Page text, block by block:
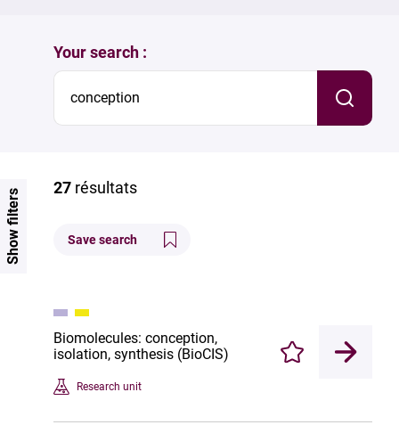
Your search :
27 résultats
Save search
Biomolecules: conception,
isolation, synthesis (BioCIS)
Research unit
Enregistrer
Show filters